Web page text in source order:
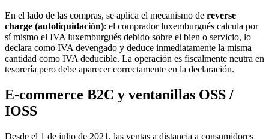
En el lado de las compras, se aplica el mecanismo de reverse
charge (autoliquidación): el comprador luxemburgués calcula por
sí mismo el IVA luxemburgués debido sobre el bien o servicio, lo
declara como IVA devengado y deduce inmediatamente la misma
cantidad como IVA deducible. La operación es fiscalmente neutra en
tesorería pero debe aparecer correctamente en la declaración.
E-commerce B2C y ventanillas OSS /
IOSS
Desde el 1 de julio de 2021, las ventas a distancia a consumidores